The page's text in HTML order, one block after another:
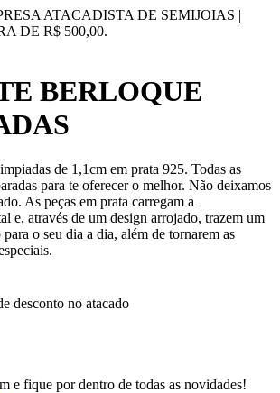
ATACADISTA DE SEMIJOIAS |
DE R$ 500,00.
BERLOQUE
de 1,1cm em prata 925. Todas as
para te oferecer o melhor. Não deixamos
As peças em prata carregam a
e, através de um design arrojado, trazem um
o seu dia a dia, além de tornarem as
desconto no atacado
e fique por dentro de todas as novidades!